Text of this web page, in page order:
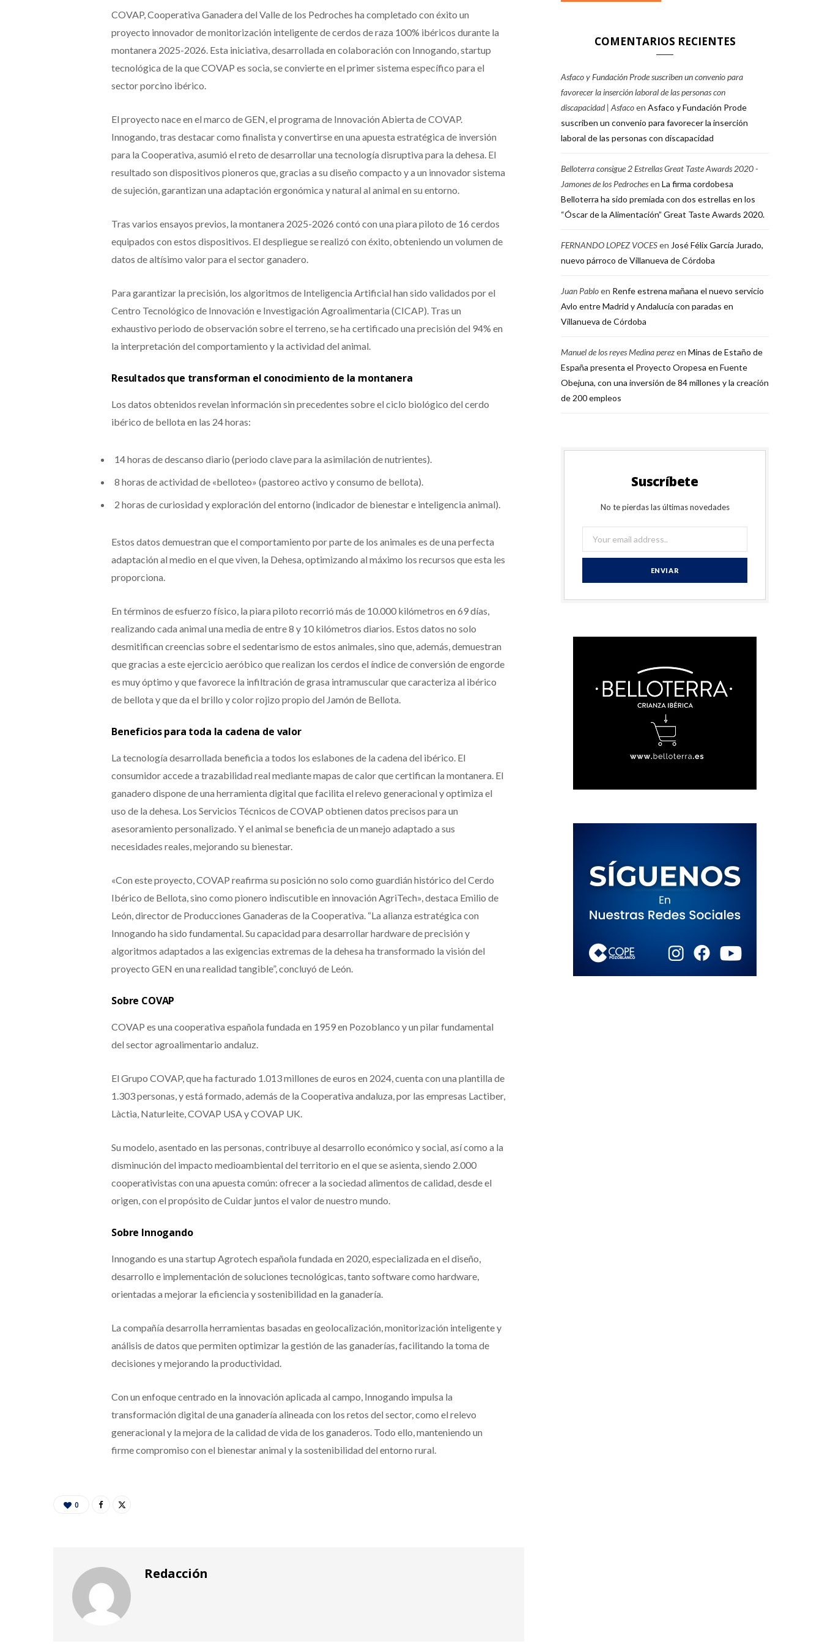
COVAP, Cooperativa Ganadera del Valle de los Pedroches ha completado con éxito un
proyecto innovador de monitorización inteligente de cerdos de raza 100% ibéricos durante la
montanera 2025-2026. Esta iniciativa, desarrollada en colaboración con Innogando, startup
tecnológica de la que COVAP es socia, se convierte en el primer sistema específico para el
sector porcino ibérico.
El proyecto nace en el marco de GEN, el programa de Innovación Abierta de COVAP.
Innogando, tras destacar como finalista y convertirse en una apuesta estratégica de inversión
para la Cooperativa, asumió el reto de desarrollar una tecnología disruptiva para la dehesa. El
resultado son dispositivos pioneros que, gracias a su diseño compacto y a un innovador sistema
de sujeción, garantizan una adaptación ergonómica y natural al animal en su entorno.
Tras varios ensayos previos, la montanera 2025-2026 contó con una piara piloto de 16 cerdos
equipados con estos dispositivos. El despliegue se realizó con éxito, obteniendo un volumen de
datos de altísimo valor para el sector ganadero.
Para garantizar la precisión, los algoritmos de Inteligencia Artificial han sido validados por el
Centro Tecnológico de Innovación e Investigación Agroalimentaria (CICAP). Tras un
exhaustivo periodo de observación sobre el terreno, se ha certificado una precisión del 94% en
la interpretación del comportamiento y la actividad del animal.
Resultados que transforman el conocimiento de la montanera
Los datos obtenidos revelan información sin precedentes sobre el ciclo biológico del cerdo
ibérico de bellota en las 24 horas:
14 horas de descanso diario (periodo clave para la asimilación de nutrientes).
8 horas de actividad de «belloteo» (pastoreo activo y consumo de bellota).
2 horas de curiosidad y exploración del entorno (indicador de bienestar e inteligencia animal).
Estos datos demuestran que el comportamiento por parte de los animales es de una perfecta
adaptación al medio en el que viven, la Dehesa, optimizando al máximo los recursos que esta les
proporciona.
En términos de esfuerzo físico, la piara piloto recorrió más de 10.000 kilómetros en 69 días,
realizando cada animal una media de entre 8 y 10 kilómetros diarios. Estos datos no solo
desmitifican creencias sobre el sedentarismo de estos animales, sino que, además, demuestran
que gracias a este ejercicio aeróbico que realizan los cerdos el índice de conversión de engorde
es muy óptimo y que favorece la infiltración de grasa intramuscular que caracteriza al ibérico
de bellota y que da el brillo y color rojizo propio del Jamón de Bellota.
Beneficios para toda la cadena de valor
La tecnología desarrollada beneficia a todos los eslabones de la cadena del ibérico. El
consumidor accede a trazabilidad real mediante mapas de calor que certifican la montanera. El
ganadero dispone de una herramienta digital que facilita el relevo generacional y optimiza el
uso de la dehesa. Los Servicios Técnicos de COVAP obtienen datos precisos para un
asesoramiento personalizado. Y el animal se beneficia de un manejo adaptado a sus
necesidades reales, mejorando su bienestar.
«Con este proyecto, COVAP reafirma su posición no solo como guardián histórico del Cerdo
Ibérico de Bellota, sino como pionero indiscutible en innovación AgriTech», destaca Emilio de
León, director de Producciones Ganaderas de la Cooperativa. “La alianza estratégica con
Innogando ha sido fundamental. Su capacidad para desarrollar hardware de precisión y
algoritmos adaptados a las exigencias extremas de la dehesa ha transformado la visión del
proyecto GEN en una realidad tangible”, concluyó de León.
Sobre COVAP
COVAP es una cooperativa española fundada en 1959 en Pozoblanco y un pilar fundamental
del sector agroalimentario andaluz.
El Grupo COVAP, que ha facturado 1.013 millones de euros en 2024, cuenta con una plantilla de
1.303 personas, y está formado, además de la Cooperativa andaluza, por las empresas Lactiber,
Làctia, Naturleite, COVAP USA y COVAP UK.
Su modelo, asentado en las personas, contribuye al desarrollo económico y social, así como a la
disminución del impacto medioambiental del territorio en el que se asienta, siendo 2.000
cooperativistas con una apuesta común: ofrecer a la sociedad alimentos de calidad, desde el
origen, con el propósito de Cuidar juntos el valor de nuestro mundo.
Sobre Innogando
Innogando es una startup Agrotech española fundada en 2020, especializada en el diseño,
desarrollo e implementación de soluciones tecnológicas, tanto software como hardware,
orientadas a mejorar la eficiencia y sostenibilidad en la ganadería.
La compañía desarrolla herramientas basadas en geolocalización, monitorización inteligente y
análisis de datos que permiten optimizar la gestión de las ganaderías, facilitando la toma de
decisiones y mejorando la productividad.
Con un enfoque centrado en la innovación aplicada al campo, Innogando impulsa la
transformación digital de una ganadería alineada con los retos del sector, como el relevo
generacional y la mejora de la calidad de vida de los ganaderos. Todo ello, manteniendo un
firme compromiso con el bienestar animal y la sostenibilidad del entorno rural.
0
Redacción
COMENTARIOS RECIENTES
Asfaco y Fundación Prode suscriben un convenio para
favorecer la inserción laboral de las personas con
discapacidad | Asfacoen Asfaco y Fundación Prode
suscriben un convenio para favorecer la inserción
laboral de las personas con discapacidad
Belloterra consigue 2 Estrellas Great Taste Awards 2020 -
Jamones de los Pedrochesen La firma cordobesa
Belloterra ha sido premiada con dos estrellas en los
“Óscar de la Alimentación” Great Taste Awards 2020.
FERNANDO LOPEZ VOCESen José Félix García Jurado,
nuevo párroco de Villanueva de Córdoba
Juan Pabloen Renfe estrena mañana el nuevo servicio
Avlo entre Madrid y Andalucía con paradas en
Villanueva de Córdoba
Manuel de los reyes Medina perezen Minas de Estaño de
España presenta el Proyecto Oropesa en Fuente
Obejuna, con una inversión de 84 millones y la creación
de 200 empleos
Suscríbete
No te pierdas las últimas novedades